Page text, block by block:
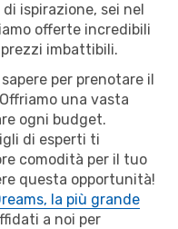
ispirazione, sei nel
offerte incredibili
imbattibili.
per prenotare il
una vasta
ogni budget.
di esperti ti
comodità per il tuo
questa opportunità!
la più grande
a noi per